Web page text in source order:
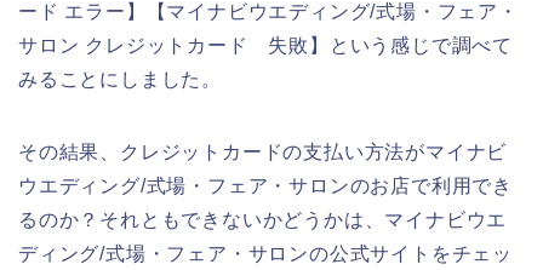
ード エラー】【マイナビウエディング/式場・フェア・
サロン クレジットカード 失敗】という感じで調べて
みることにしました。
その結果、クレジットカードの支払い方法がマイナビ
ウエディング/式場・フェア・サロンのお店で利用でき
るのか？それともできないかどうかは、マイナビウエ
ディング/式場・フェア・サロンの公式サイトをチェッ